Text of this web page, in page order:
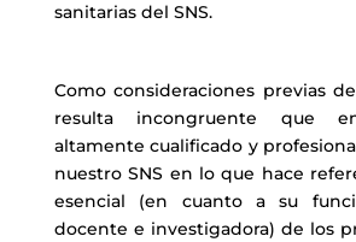
sanitarias del SNS.
Como consideraciones previas
resulta incongruente que
altamente cualificado y
nuestro SNS en lo que hace
esencial (en cuanto a su
docente e investigadora) de los